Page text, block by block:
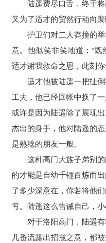
陆遥费尽口舌，终于
又为了适才的贸然行动向裴
护卫们对二人莽撞的
意。他似笑非笑地道：“
适才谢我救命之恩，此刻
适才他被陆遥一把扯
工夫，他已经回帐中换了
或许是因为陆遥除了展现
杰出的身手，他对陆遥的
是熟稔的朋友一般。
这种高门大族子弟别
的才能是自幼千锤百炼而
了多少深意在，你若将他
亏。陆遥这么告诫自己，小
对于洛阳高门，陆遥
几番流露出招揽之意，都